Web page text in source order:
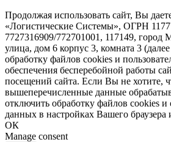
Продолжая использовать сайт, Вы
«Логистические Системы», ОГРН
7727316909/772701001, 117149, город
улица, дом 6 корпус 3, комната 3
обработку файлов cookies и
обеспечения бесперебойной работы
посещений сайта. Если Вы не хотите,
вышеперечисленные данные
отключить обработку файлов cookies и
данных в настройках Вашего браузера
ОК
Manage consent